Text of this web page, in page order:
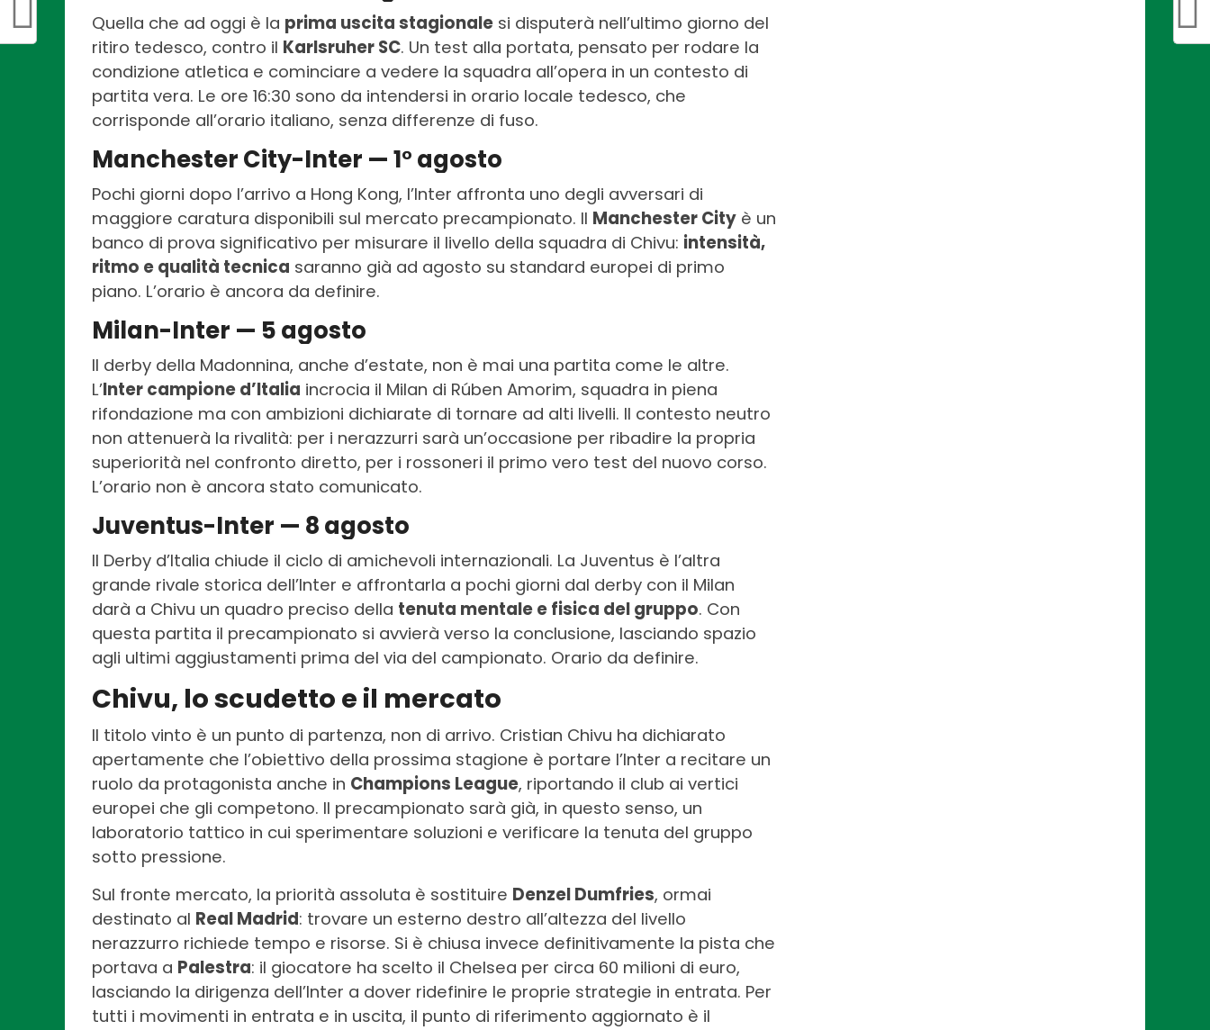
Quella che ad oggi è la prima uscita stagionale si disputerà nell’ultimo giorno del
ritiro tedesco, contro il Karlsruher SC. Un test alla portata, pensato per rodare la
condizione atletica e cominciare a vedere la squadra all’opera in un contesto di
partita vera. Le ore 16:30 sono da intendersi in orario locale tedesco, che
corrisponde all’orario italiano, senza differenze di fuso.
Manchester City-Inter — 1° agosto
Pochi giorni dopo l’arrivo a Hong Kong, l’Inter affronta uno degli avversari di
maggiore caratura disponibili sul mercato precampionato. Il Manchester City è un
banco di prova significativo per misurare il livello della squadra di Chivu: intensità,
ritmo e qualità tecnica saranno già ad agosto su standard europei di primo
piano. L’orario è ancora da definire.
Milan-Inter — 5 agosto
Il derby della Madonnina, anche d’estate, non è mai una partita come le altre.
L’Inter campione d’Italia incrocia il Milan di Rúben Amorim, squadra in piena
rifondazione ma con ambizioni dichiarate di tornare ad alti livelli. Il contesto neutro
non attenuerà la rivalità: per i nerazzurri sarà un’occasione per ribadire la propria
superiorità nel confronto diretto, per i rossoneri il primo vero test del nuovo corso.
L’orario non è ancora stato comunicato.
Juventus-Inter — 8 agosto
Il Derby d’Italia chiude il ciclo di amichevoli internazionali. La Juventus è l’altra
grande rivale storica dell’Inter e affrontarla a pochi giorni dal derby con il Milan
darà a Chivu un quadro preciso della tenuta mentale e fisica del gruppo. Con
questa partita il precampionato si avvierà verso la conclusione, lasciando spazio
agli ultimi aggiustamenti prima del via del campionato. Orario da definire.
Chivu, lo scudetto e il mercato
Il titolo vinto è un punto di partenza, non di arrivo. Cristian Chivu ha dichiarato
apertamente che l’obiettivo della prossima stagione è portare l’Inter a recitare un
ruolo da protagonista anche in Champions League, riportando il club ai vertici
europei che gli competono. Il precampionato sarà già, in questo senso, un
laboratorio tattico in cui sperimentare soluzioni e verificare la tenuta del gruppo
sotto pressione.
Sul fronte mercato, la priorità assoluta è sostituire Denzel Dumfries, ormai
destinato al Real Madrid: trovare un esterno destro all’altezza del livello
nerazzurro richiede tempo e risorse. Si è chiusa invece definitivamente la pista che
portava a Palestra: il giocatore ha scelto il Chelsea per circa 60 milioni di euro,
lasciando la dirigenza dell’Inter a dover ridefinire le proprie strategie in entrata. Per
tutti i movimenti in entrata e in uscita, il punto di riferimento aggiornato è il